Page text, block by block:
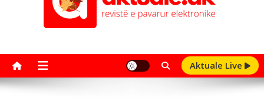
Aktuale Live